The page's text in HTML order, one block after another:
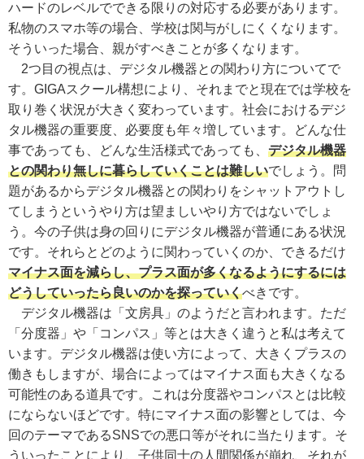
ハードのレベルでできる限りの対応する必要があります。
私物のスマホ等の場合、学校は関与がしにくくなります。
そういった場合、親がすべきことが多くなります。
2つ目の視点は、デジタル機器との関わり方についてで
す。GIGAスクール構想により、それまでと現在では学校を
取り巻く状況が大きく変わっています。社会におけるデジ
タル機器の重要度、必要度も年々増しています。どんな仕
事であっても、どんな生活様式であっても、 デジタル機器
との関わり無しに暮らしていくことは難しいでしょう。問
題があるからデジタル機器との関わりをシャットアウトし
てしまうというやり方は望ましいやり方ではないでしょ
う。今の子供は身の回りにデジタル機器が普通にある状況
です。それらとどのように関わっていくのか、できるだけ
マイナス面を減らし、プラス面が多くなるようにするには
どうしていったら良いのかを探っていくべきです。
デジタル機器は「文房具」のようだと言われます。ただ
「分度器」や「コンパス」等とは大きく違うと私は考えて
います。デジタル機器は使い方によって、大きくプラスの
働きもしますが、場合によってはマイナス面も大きくなる
可能性のある道具です。これは分度器やコンパスとは比較
にならないほどです。特にマイナス面の影響としては、今
回のテーマであるSNSでの悪口等がそれに当たります。そ
ういったことにより、子供同士の人間関係が崩れ、それが